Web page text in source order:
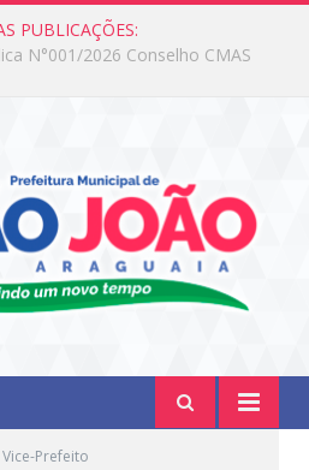
PUBLICAÇÕES:
N°001/2026 Conselho CMAS
Vice-Prefeito